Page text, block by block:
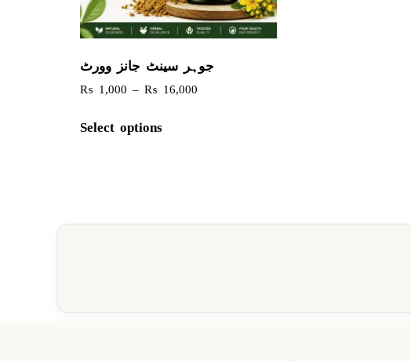
جوہر سینٹ جانز وورٹ
₨ 1,000 – ₨ 16,000
Select options